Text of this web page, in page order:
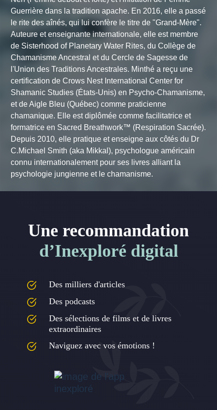
Guerrière dans la tradition apache. En 2016, elle a passé
le rite des aînés, qui lui confère le titre de "Grand-Mère".
Auteure et enseignante internationale, elle est membre
de Sisterhood of Planetary Water Rites, du Collège de
Chamanisme Ancestral et du Cercle de Sagesse de
l'Union des Traditions Ancestrales. Minthé a reçu une
certification de Crows Nest International Center for
Shamanic Studies (États-Unis) en Psycho-Chamanisme,
et de Aigle Bleu (Québec) comme praticienne
chamanique. Elle est diplômée comme facilitatrice et
formatrice en Sacred Breathwork™ (Respiration Sacrée).
Depuis 2010, elle pratique et enseigne aux côtés du Dr
C.Michael Smith (aka Mikkal), psychologue américain
connu internationalement pour ses livres alliant la
psychologie jungienne et le chamanisme.
Une recommandation
d’Inexploré digital
Des milliers d'articles
Des podcasts
Des sélections de films et de livres
extraordinaires
Naviguez avec vos émotions !